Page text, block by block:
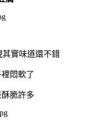
其實味道還不錯
悶軟了
脆許多